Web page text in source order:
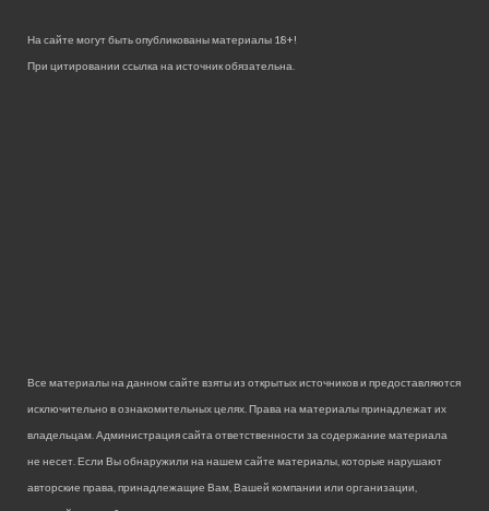
На сайте могут быть опубликованы материалы 18+!
При цитировании ссылка на источник обязательна.
Все материалы на данном сайте взяты из открытых источников и предоставляются
исключительно в ознакомительных целях. Права на материалы принадлежат их
владельцам. Администрация сайта ответственности за содержание материала
не несет. Если Вы обнаружили на нашем сайте материалы, которые нарушают
авторские права, принадлежащие Вам, Вашей компании или организации,